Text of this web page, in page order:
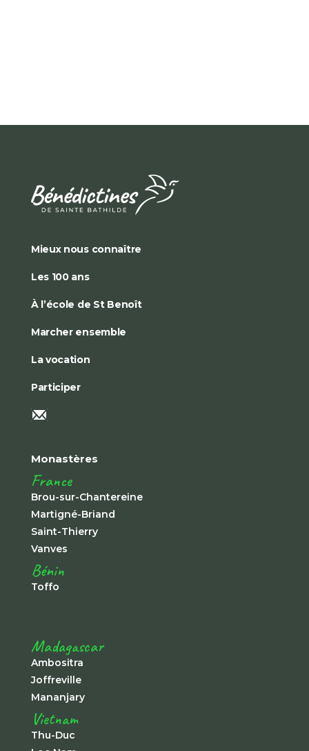
Mieux nous connaître
Les 100 ans
À l’école de St Benoît
Marcher ensemble
La vocation
Participer
Monastères
France
Brou-sur-Chantereine
Martigné-Briand
Saint-Thierry
Vanves
Bénin
Toffo
Madagascar
Ambositra
Joffreville
Mananjary
Vietnam
Thu-Duc